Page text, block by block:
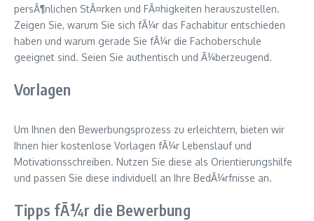
persÃ¶nlichen StÃ¤rken und FÃ¤higkeiten herauszustellen.
Zeigen Sie, warum Sie sich fÃ¼r das Fachabitur entschieden
haben und warum gerade Sie fÃ¼r die Fachoberschule
geeignet sind. Seien Sie authentisch und Ã¼berzeugend.
Vorlagen
Um Ihnen den Bewerbungsprozess zu erleichtern, bieten wir
Ihnen hier kostenlose Vorlagen fÃ¼r Lebenslauf und
Motivationsschreiben. Nutzen Sie diese als Orientierungshilfe
und passen Sie diese individuell an Ihre BedÃ¼rfnisse an.
Tipps fÃ¼r die Bewerbung